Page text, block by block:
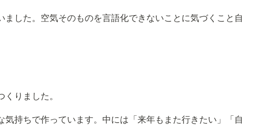
した。空気そのものを言語化できないことに気づくこと自
りました。
持ちで作っています。中には「来年もまた行きたい」「自